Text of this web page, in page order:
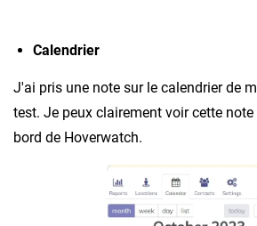
Calendrier
J'ai pris une note sur le calendrier de
test. Je peux clairement voir cette
bord de Hoverwatch.